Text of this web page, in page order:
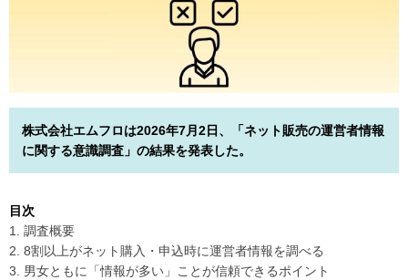
株式会社エムフロは2026年7月2日、「ネット販売の運営者情報
に関する意識調査」の結果を発表した。
目次
1. 調査概要
2. 8割以上がネット購入・申込時に運営者情報を調べる
3. 男女ともに「情報が多い」ことが信頼できるポイント